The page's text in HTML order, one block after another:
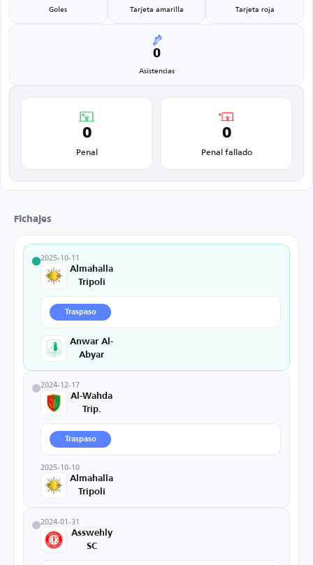
Goles Tarjeta amarilla Tarjeta roja
0
Asistencias
0
Penal
0
Penal fallado
Fichajes
2025-10-11
Almahalla
Tripoli
Traspaso
Anwar Al-
Abyar
2024-12-17
Al-Wahda
Trip.
Traspaso
2025-10-10
Almahalla
Tripoli
2024-01-31
Asswehly
SC